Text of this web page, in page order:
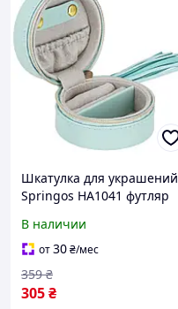
Шкатулка для украшений
Springos HA1041 футляр
В наличии
от30₴/мес
305₴
359 ₴